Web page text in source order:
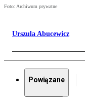
Foto: Archiwum prywatne
Urszula Abucewicz
Powiązane